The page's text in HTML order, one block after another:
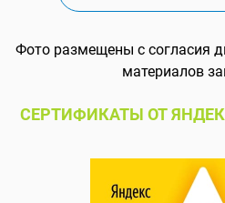
Фото размещены с согласия
материалов
СЕРТИФИКАТЫ ОТ